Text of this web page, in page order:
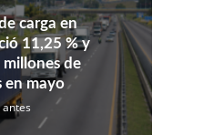
carga en
11,25 % y
de
en mayo